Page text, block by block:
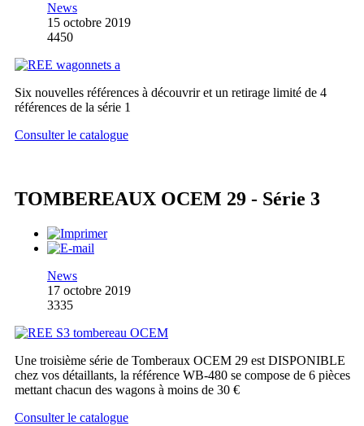
News
15 octobre 2019
4450
Six nouvelles références à découvrir et un retirage limité de 4
références de la série 1
Consulter le catalogue
TOMBEREAUX OCEM 29 - Série 3
News
17 octobre 2019
3335
Une troisième série de Tomberaux OCEM 29 est DISPONIBLE
chez vos détaillants, la référence WB-480 se compose de 6 pièces
mettant chacun des wagons à moins de 30 €
Consulter le catalogue